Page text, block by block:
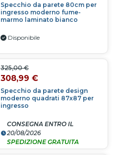
Specchio da parete 80cm per
ingresso moderno fume-
marmo laminato bianco
Disponibile
Specchio da parete design
moderno quadrati 87x87 per
ingresso
325,00 €
308,99 €
CONSEGNA ENTRO IL
20/08/2026
SPEDIZIONE GRATUITA